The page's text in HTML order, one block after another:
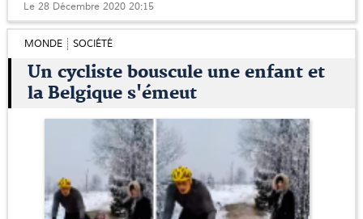
Le 28 Décembre 2020 20:15
MONDE SOCIÉTÉ
Un cycliste bouscule une enfant et
la Belgique s'émeut